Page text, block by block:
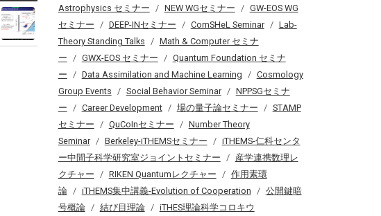
Astrophysics セミナー
NEW WGセミナー
GW-EOS WG
セミナー
DEEP-INセミナー ComSHeL Seminar
Lab-
Theory Standing Talks
Math & Computer セミナ
ー
GWX-EOS セミナー
Quantum Foundation セミナ
ー
Data Assimilation and Machine Learning
Cosmology
Group Events
Social Behavior Seminar
NPPSGセミナ
ー
Career Development 場の量子論セミナー
STAMP
セミナー
QuCoInセミナー
Number Theory
Seminar
Berkeley-iTHEMSセミナー
iTHEMS-仁科センタ
ー中間子科学研究室ジョイントセミナー
産学連携数理レ
クチャー
RIKEN Quantumレクチャー
作用素環
論
iTHEMS集中講義-Evolution of Cooperation
公開鍵暗
号概論
結び目理論
iTHES理論科学コロキウ